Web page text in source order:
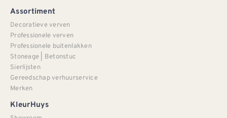
Assortiment
Decoratieve verven
Professionele verven
Professionele buitenlakken
Stoneage | Betonstuc
Sierlijsten
Gereedschap verhuurservice
Merken
KleurHuys